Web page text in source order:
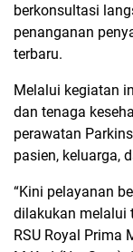
berkonsultasi
penanganan
terbaru.
Melalui kegiatan
dan tenaga
perawatan
pasien, keluarga,
“Kini pelayanan
dilakukan melalui
RSU Royal Prima